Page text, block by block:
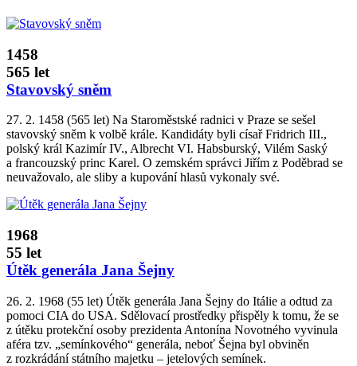
1458
565 let
Stavovský sněm
27. 2. 1458 (565 let) Na Staroměstské radnici v Praze se sešel
stavovský sněm k volbě krále. Kandidáty byli císař Fridrich III.,
polský král Kazimír IV., Albrecht VI. Habsburský, Vilém Saský
a francouzský princ Karel. O zemském správci Jiřím z Poděbrad se
neuvažovalo, ale sliby a kupování hlasů vykonaly své.
1968
55 let
Útěk generála Jana Šejny
26. 2. 1968 (55 let) Útěk generála Jana Šejny do Itálie a odtud za
pomoci CIA do USA. Sdělovací prostředky přispěly k tomu, že se
z útěku protekční osoby prezidenta Antonína Novotného vyvinula
aféra tzv. „semínkového“ generála, neboť Šejna byl obviněn
z rozkrádání státního majetku – jetelových semínek.